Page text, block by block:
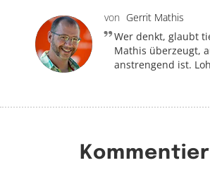
von Gerrit Mathis
Wer denkt, glaubt
Mathis überzeugt,
anstrengend ist.